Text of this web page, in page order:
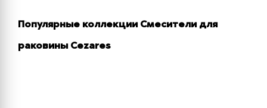
Популярные коллекции Смесители для
раковины Cezares